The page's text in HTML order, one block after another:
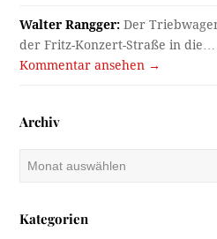
Walter Rangger: Der
der Fritz-Konzert-Straße in die…
Kommentar ansehen →
Archiv
Kategorien